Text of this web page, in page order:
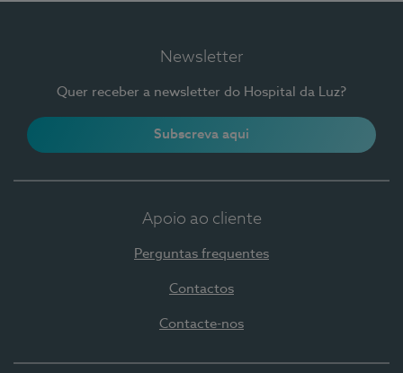
Newsletter
Quer receber a newsletter do Hospital da Luz?
Subscreva aqui
Apoio ao cliente
Perguntas frequentes
Contactos
Contacte-nos